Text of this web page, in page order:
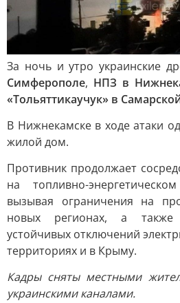
За ночь и утро украинские
Симферополе, НПЗ в
«Тольяттикаучук» в
В Нижнекамске в ходе атаки
жилой дом.
Противник продолжает
на топливно-
вызывая ограничения на
новых регионах, а также
устойчивых отключений
территориях и в Крыму.
Кадры сняты местными
украинскими каналами.